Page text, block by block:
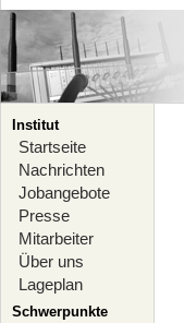
Institut
Startseite
Nachrichten
Jobangebote
Presse
Mitarbeiter
Über uns
Lageplan
Schwerpunkte